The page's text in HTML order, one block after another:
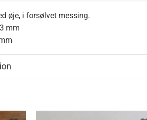
øje, i forsølvet messing.
mm